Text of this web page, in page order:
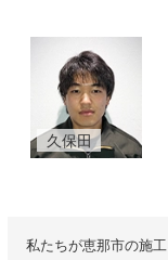
久保田
私たちが恵那市の施